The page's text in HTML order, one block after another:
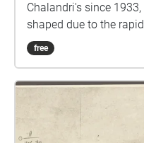
Chalandri's since
shaped due to the
results in the intense
The visual artist Lea
on the ideal bird
as the creek at the
being boxed under
free